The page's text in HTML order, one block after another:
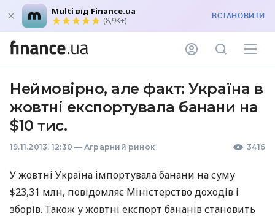
Multi від Finance.ua
(8,9K+) ВСТАНОВИТИ
Неймовірно, але факт: Україна в
жовтні експортувала банани на
$10 тис.
19.11.2013, 12:30 — Аграрний ринок 3416
У жовтні Україна імпортувала банани на суму
$23,31 млн, повідомляє Міністерство доходів і
зборів. Також у жовтні експорт бананів становить